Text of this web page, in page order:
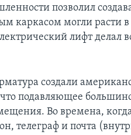
позволил
каркасом могли расти
лифт делал
создали
подавляющее
Во времена,
телеграф и почта